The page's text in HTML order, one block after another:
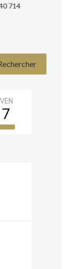
714
VEN
7